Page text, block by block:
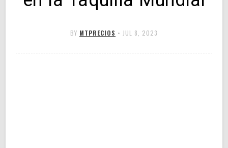
BY MTPRECIOS • JUL 8, 2023